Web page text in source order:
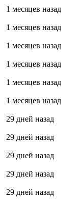
1 месяцев назад
1 месяцев назад
1 месяцев назад
1 месяцев назад
1 месяцев назад
1 месяцев назад
29 дней назад
29 дней назад
29 дней назад
29 дней назад
29 дней назад